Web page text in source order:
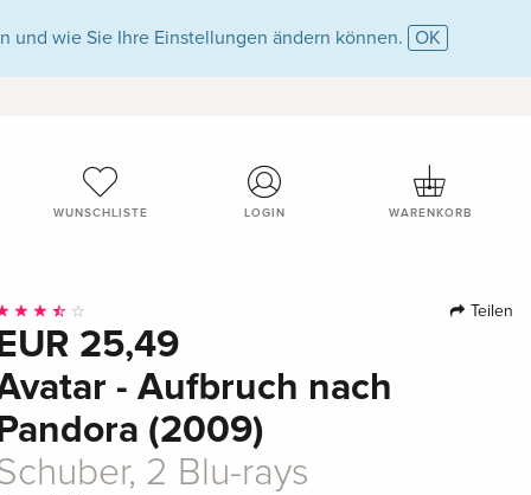
und wie Sie Ihre Einstellungen ändern können. OK
WUNSCHLISTE LOGIN WARENKORB
Teilen
25,49
- Aufbruch nach
(2009)
2 Blu-rays